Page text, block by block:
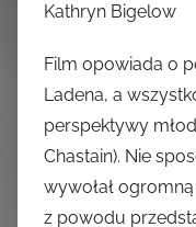
Kathryn Bigelow
Film opowiada o
Ladena, a
perspektywy
Chastain). Nie
wywołał
z powodu